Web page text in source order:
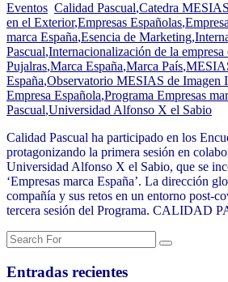
Eventos Calidad Pascual,Catedra
en el Exterior,Empresas Españolas,
marca España,Esencia de Marketing,
Pascual,Internacionalización de la empresa
Pujalras,Marca España,Marca País,
España,Observatorio MESIAS de Imagen
Empresa Española,Programa Empresas
Pascual,Universidad Alfonso X el Sabio
Calidad Pascual ha participado en los
protagonizando la primera sesión en
Universidad Alfonso X el Sabio, que se
‘Empresas marca España’. La dirección
compañía y sus retos en un entorno post-
tercera sesión del Programa. CALIDAD
Entradas recientes